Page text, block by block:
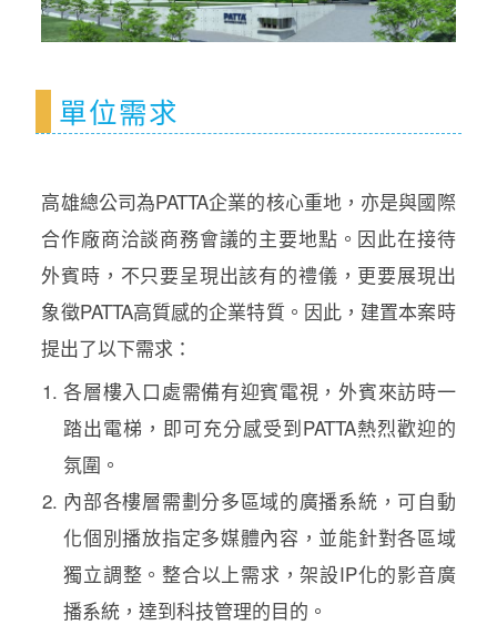
單位需求
高雄總公司為PATTA企業的核心重地，亦是與國際
合作廠商洽談商務會議的主要地點。因此在接待
外賓時，不只要呈現出該有的禮儀，更要展現出
象徵PATTA高質感的企業特質。因此，建置本案時
提出了以下需求：
各層樓入口處需備有迎賓電視，外賓來訪時一
踏出電梯，即可充分感受到PATTA熱烈歡迎的
氛圍。
內部各樓層需劃分多區域的廣播系統，可自動
化個別播放指定多媒體內容，並能針對各區域
獨立調整。整合以上需求，架設IP化的影音廣
播系統，達到科技管理的目的。